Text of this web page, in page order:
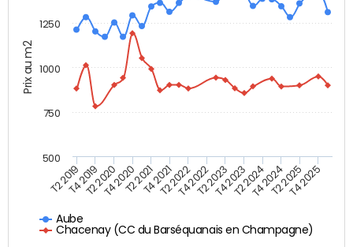
Prix au m2
Aube
Chacenay (CC du Barséquanais en Champagne)
T2 2019T4 2019T2 2020T4 2020T2 2021T4 2021T2 2022T4 2022T2 2023T4 2023T2 2024T4 2024T2 2025T4 2025
1000
500
750
1250